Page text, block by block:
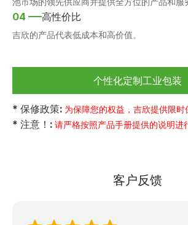
04 高性价比
吉欣的产品代表低成本和高价值。
个性化定制工业包装
* 保修政策: 为保障您的权益，吉欣提供限时
* 注意！: 请严格按照产品手册提供的说明进
客户反馈